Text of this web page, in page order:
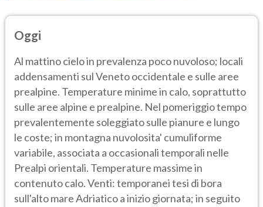
Oggi
Al mattino cielo in prevalenza poco nuvoloso; locali
addensamenti sul Veneto occidentale e sulle aree
prealpine. Temperature minime in calo, soprattutto
sulle aree alpine e prealpine. Nel pomeriggio tempo
prevalentemente soleggiato sulle pianure e lungo
le coste; in montagna nuvolosita' cumuliforme
variabile, associata a occasionali temporali nelle
Prealpi orientali. Temperature massime in
contenuto calo. Venti: temporanei tesi di bora
sull'alto mare Adriatico a inizio giornata; in seguito